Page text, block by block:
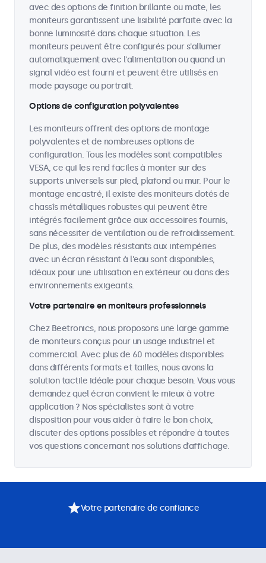
avec des options de finition brillante ou mate, les
moniteurs garantissent une lisibilité parfaite avec la
bonne luminosité dans chaque situation. Les
moniteurs peuvent être configurés pour s'allumer
automatiquement avec l'alimentation ou quand un
signal vidéo est fourni et peuvent être utilisés en
mode paysage ou portrait.
Options de configuration polyvalentes
Les moniteurs offrent des options de montage
polyvalentes et de nombreuses options de
configuration. Tous les modèles sont compatibles
VESA, ce qui les rend faciles à monter sur des
supports universels sur pied, plafond ou mur. Pour le
montage encastré, il existe des moniteurs dotés de
chassîs métalliques robustes qui peuvent être
intégrés facilement grâce aux accessoires fournis,
sans nécessiter de ventilation ou de refroidissement.
De plus, des modèles résistants aux intempéries
avec un écran résistant à l'eau sont disponibles,
idéaux pour une utilisation en extérieur ou dans des
environnements exigeants.
Votre partenaire en moniteurs professionnels
Chez Beetronics, nous proposons une large gamme
de moniteurs conçus pour un usage industriel et
commercial. Avec plus de 60 modèles disponibles
dans différents formats et tailles, nous avons la
solution tactile idéale pour chaque besoin. Vous vous
demandez quel écran convient le mieux à votre
application ? Nos spécialistes sont à votre
disposition pour vous aider à faire le bon choix,
discuter des options possibles et répondre à toutes
vos questions concernant nos solutions d’affichage.
Votre partenaire de confiance